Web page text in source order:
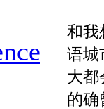
和我
语城
大都
的确